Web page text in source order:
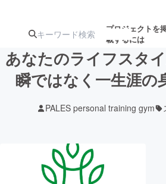
プロジェクトを
載するには
ターン
ジェクト
募
ロジ
アート・写真
あなたのライフスタ
瞬ではなく一生涯の
PALES personal training gym